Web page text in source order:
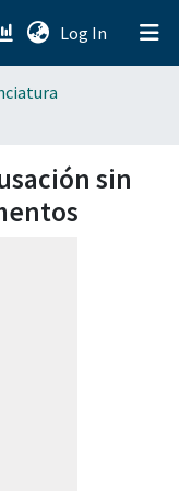
Log In (current)
sin